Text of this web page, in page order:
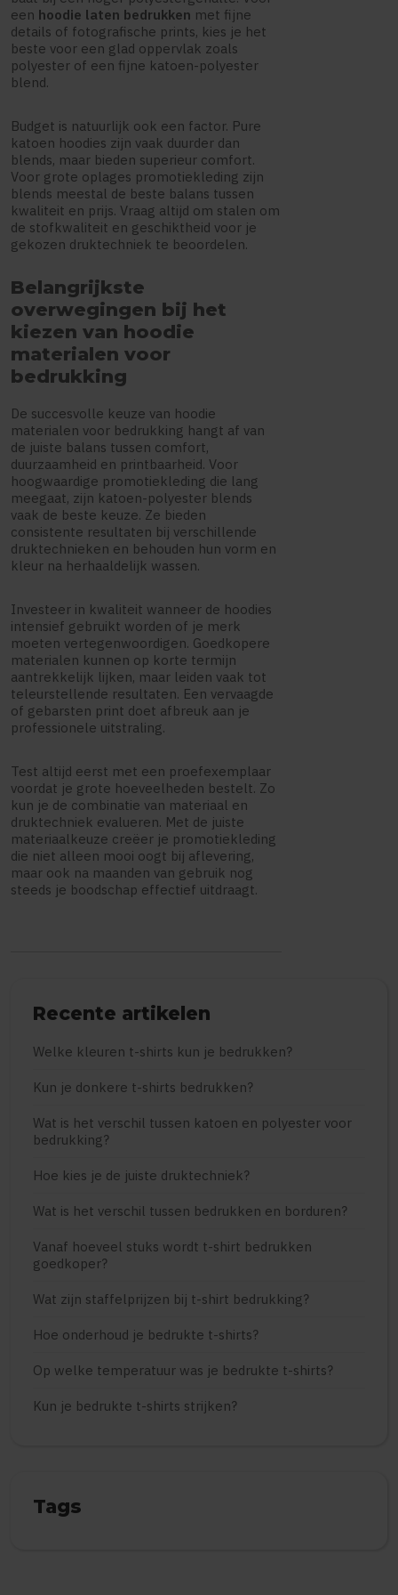
een hoodie laten bedrukken met fijne
details of fotografische prints, kies je het
beste voor een glad oppervlak zoals
polyester of een fijne katoen-polyester
blend.
Budget is natuurlijk ook een factor. Pure
katoen hoodies zijn vaak duurder dan
blends, maar bieden superieur comfort.
Voor grote oplages promotiekleding zijn
blends meestal de beste balans tussen
kwaliteit en prijs. Vraag altijd om stalen om
de stofkwaliteit en geschiktheid voor je
gekozen druktechniek te beoordelen.
Belangrijkste
overwegingen bij het
kiezen van hoodie
materialen voor
bedrukking
De succesvolle keuze van hoodie
materialen voor bedrukking hangt af van
de juiste balans tussen comfort,
duurzaamheid en printbaarheid. Voor
hoogwaardige promotiekleding die lang
meegaat, zijn katoen-polyester blends
vaak de beste keuze. Ze bieden
consistente resultaten bij verschillende
druktechnieken en behouden hun vorm en
kleur na herhaaldelijk wassen.
Investeer in kwaliteit wanneer de hoodies
intensief gebruikt worden of je merk
moeten vertegenwoordigen. Goedkopere
materialen kunnen op korte termijn
aantrekkelijk lijken, maar leiden vaak tot
teleurstellende resultaten. Een vervaagde
of gebarsten print doet afbreuk aan je
professionele uitstraling.
Test altijd eerst met een proefexemplaar
voordat je grote hoeveelheden bestelt. Zo
kun je de combinatie van materiaal en
druktechniek evalueren. Met de juiste
materiaalkeuze creëer je promotiekleding
die niet alleen mooi oogt bij aflevering,
maar ook na maanden van gebruik nog
steeds je boodschap effectief uitdraagt.
Recente artikelen
Welke kleuren t-shirts kun je bedrukken?
Kun je donkere t-shirts bedrukken?
Wat is het verschil tussen katoen en polyester voor
bedrukking?
Hoe kies je de juiste druktechniek?
Wat is het verschil tussen bedrukken en borduren?
Vanaf hoeveel stuks wordt t-shirt bedrukken
goedkoper?
Wat zijn staffelprijzen bij t-shirt bedrukking?
Hoe onderhoud je bedrukte t-shirts?
Op welke temperatuur was je bedrukte t-shirts?
Kun je bedrukte t-shirts strijken?
Tags